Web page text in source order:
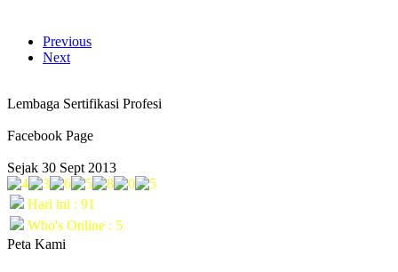
Previous
Next
Lembaga Sertifikasi Profesi
Facebook Page
Sejak 30 Sept 2013
Hari ini : 91
Who's Online : 5
Peta Kami